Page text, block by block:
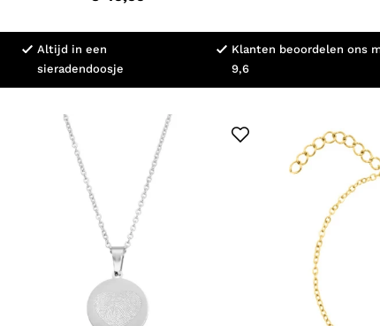
Altijd in een
sieradendoosje
Klanten beoordelen ons
9,6